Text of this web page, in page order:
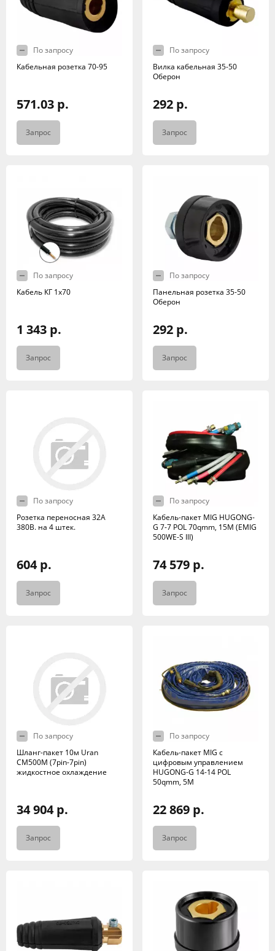
По запросу
Кабельная розетка 70-95
571.03 р.
Запрос
По запросу
Вилка кабельная 35-50
Оберон
292 р.
Запрос
По запросу
Кабель КГ 1х70
1 343 р.
Запрос
По запросу
Панельная розетка 35-50
Оберон
292 р.
Запрос
По запросу
Розетка переносная 32А
380В. на 4 штек.
604 р.
Запрос
По запросу
Кабель-пакет MIG HUGONG-
G 7-7 POL 70qmm, 15M (EMIG
500WE-S III)
74 579 р.
Запрос
По запросу
Шланг-пакет 10м Uran
CM500M (7pin-7pin)
жидкостное охлаждение
34 904 р.
Запрос
По запросу
Кабель-пакет MIG с
цифровым управлением
HUGONG-G 14-14 POL
50qmm, 5M
22 869 р.
Запрос